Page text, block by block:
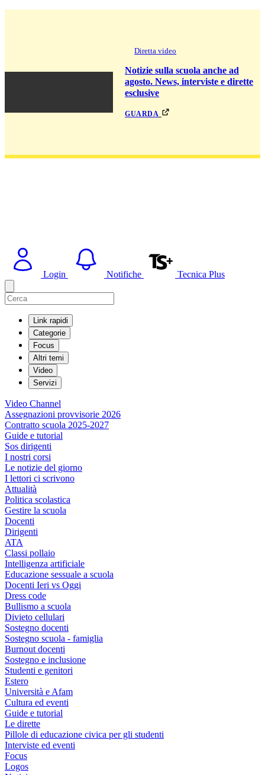
Diretta video
Notizie sulla scuola anche ad
agosto. News, interviste e dirette
esclusive
guarda
Login Notifiche Tecnica Plus
Link rapidi
Categorie
Focus
Altri temi
Video
Servizi
Video Channel
Assegnazioni provvisorie 2026
Contratto scuola 2025-2027
Guide e tutorial
Sos dirigenti
I nostri corsi
Le notizie del giorno
I lettori ci scrivono
Attualità
Politica scolastica
Gestire la scuola
Docenti
Dirigenti
ATA
Classi pollaio
Intelligenza artificiale
Educazione sessuale a scuola
Docenti Ieri vs Oggi
Dress code
Bullismo a scuola
Divieto cellulari
Sostegno docenti
Sostegno scuola - famiglia
Burnout docenti
Sostegno e inclusione
Studenti e genitori
Estero
Università e Afam
Cultura ed eventi
Guide e tutorial
Le dirette
Pillole di educazione civica per gli studenti
Interviste ed eventi
Focus
Logos